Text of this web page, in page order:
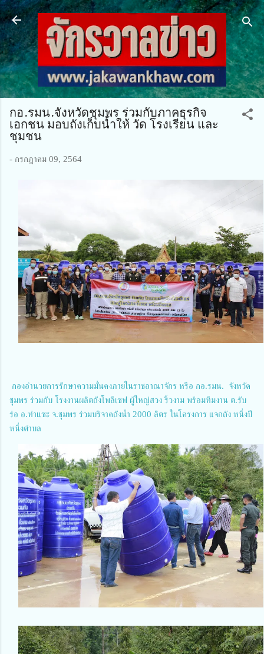
ข้ามไปที่เนื้อหาหลัก
กอ.รมน.จังหวัดชุมพร ร่วมกับภาคธุรกิจ
เอกชน มอบถังเก็บน้ำให้ วัด โรงเรียน และ
ชุมชน
- กรกฎาคม 09, 2564
กองอำนวยการรักษาความมั่นคงภายในราชอาณาจักร หรือ กอ.รมน. จังหวัด
ชุมพร ร่วมกับ โรงงานผลิตถังโพลีเซฟ ผู้ใหญ่สวง ริ้วงาม พร้อมทีมงาน ต.รับ
ร่อ อ.ท่าแซะ จ.ชุมพร ร่วมบริจาคถังน้ำ 2000 ลิตร ในโครงการ แจกถัง หนึ่งปี
หนึ่งตำบล